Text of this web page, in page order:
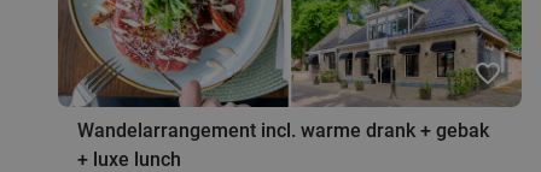
favorite_border
Wandelarrangement incl. warme drank + gebak
+ luxe lunch